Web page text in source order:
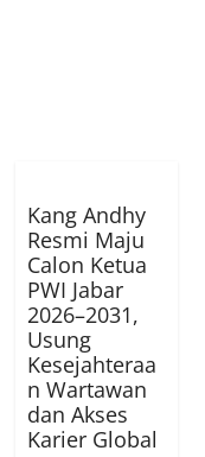
Kang Andhy
Resmi Maju
Calon Ketua
PWI Jabar
2026–2031,
Usung
Kesejahteraa
n Wartawan
dan Akses
Karier Global